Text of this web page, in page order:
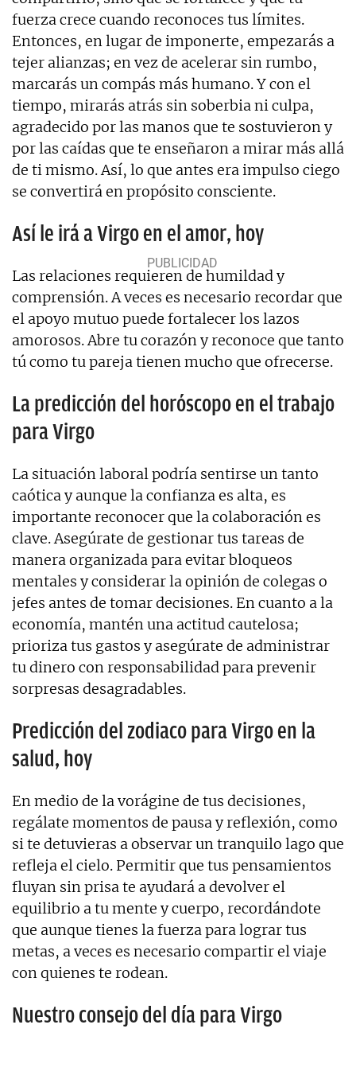
fuerza crece cuando reconoces tus límites.
Entonces, en lugar de imponerte, empezarás a
tejer alianzas; en vez de acelerar sin rumbo,
marcarás un compás más humano. Y con el
tiempo, mirarás atrás sin soberbia ni culpa,
agradecido por las manos que te sostuvieron y
por las caídas que te enseñaron a mirar más allá
de ti mismo. Así, lo que antes era impulso ciego
se convertirá en propósito consciente.
Así le irá a Virgo en el amor, hoy
Las relaciones requieren de humildad y
comprensión. A veces es necesario recordar que
el apoyo mutuo puede fortalecer los lazos
amorosos. Abre tu corazón y reconoce que tanto
tú como tu pareja tienen mucho que ofrecerse.
La predicción del horóscopo en el trabajo
para Virgo
La situación laboral podría sentirse un tanto
caótica y aunque la confianza es alta, es
importante reconocer que la colaboración es
clave. Asegúrate de gestionar tus tareas de
manera organizada para evitar bloqueos
mentales y considerar la opinión de colegas o
jefes antes de tomar decisiones. En cuanto a la
economía, mantén una actitud cautelosa;
prioriza tus gastos y asegúrate de administrar
tu dinero con responsabilidad para prevenir
sorpresas desagradables.
Predicción del zodiaco para Virgo en la
salud, hoy
En medio de la vorágine de tus decisiones,
regálate momentos de pausa y reflexión, como
si te detuvieras a observar un tranquilo lago que
refleja el cielo. Permitir que tus pensamientos
fluyan sin prisa te ayudará a devolver el
equilibrio a tu mente y cuerpo, recordándote
que aunque tienes la fuerza para lograr tus
metas, a veces es necesario compartir el viaje
con quienes te rodean.
Nuestro consejo del día para Virgo